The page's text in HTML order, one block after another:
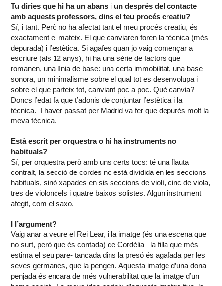
Tu diries que hi ha un abans i un després del contacte
amb aquests professors, dins el teu procés creatiu?
Sí, i tant. Però no ha afectat tant el meu procés creatiu, és
exactament el mateix. El que canviaren foren la tècnica (més
depurada) i l’estètica. Si agafes quan jo vaig començar a
escriure (als 12 anys), hi ha una sèrie de factors que
romanen, una línia de base: una certa immobilitat, una base
sonora, un minimalisme sobre el qual tot es desenvolupa i
sobre el que parteix tot, canviant poc a poc. Què canvia?
Doncs l’edat fa que t’adonis de conjuntar l’estètica i la
tècnica. I haver passat per Madrid va fer que depurés molt la
meva tècnica.
Està escrit per orquestra o hi ha instruments no
habituals?
Sí, per orquestra però amb uns certs tocs: té una flauta
contralt, la secció de cordes no està dividida en les seccions
habituals, sinó xapades en sis seccions de violí, cinc de viola,
tres de violoncels i quatre baixos solistes. Algun instrument
afegit, com el saxo.
I l’argument?
Vaig anar a veure el Rei Lear, i la imatge (és una escena que
no surt, però que és contada) de Cordèlia –la filla que més
estima el seu pare- tancada dins la presó és agafada per les
seves germanes, que la pengen. Aquesta imatge d’una dona
penjada és encara de més vulnerabilitat que la imatge d’un